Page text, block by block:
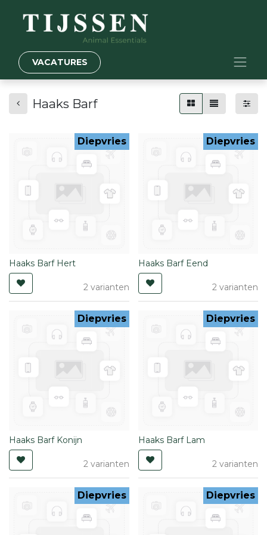
VACATURES
Haaks Barf
Diepvries
Haaks Barf Hert
2 varianten
Diepvries
Haaks Barf Eend
2 varianten
Diepvries
Haaks Barf Konijn
2 varianten
Diepvries
Haaks Barf Lam
2 varianten
Diepvries Diepvries